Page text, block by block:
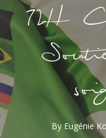
72H
By Eugénie